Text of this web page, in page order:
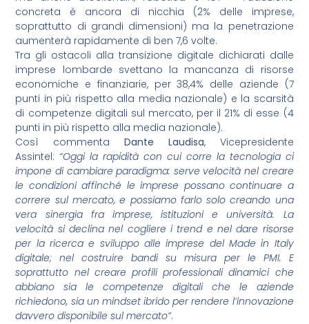
concreta è ancora di nicchia (2% delle imprese,
soprattutto di grandi dimensioni) ma la penetrazione
aumenterà rapidamente di ben 7,6 volte.
Tra gli ostacoli alla transizione digitale dichiarati dalle
imprese lombarde svettano la mancanza di risorse
economiche e finanziarie, per 38,4% delle aziende (7
punti in più rispetto alla media nazionale) e la scarsità
di competenze digitali sul mercato, per il 21% di esse (4
punti in più rispetto alla media nazionale).
Così commenta Dante Laudisa, Vicepresidente
Assintel: “Oggi la rapidità con cui corre la tecnologia ci
impone di cambiare paradigma: serve velocità nel creare
le condizioni affinché le imprese possano continuare a
correre sul mercato, e possiamo farlo solo creando una
vera sinergia fra imprese, istituzioni e università. La
velocità si declina nel cogliere i trend e nel dare risorse
per la ricerca e sviluppo alle imprese del Made in Italy
digitale; nel costruire bandi su misura per le PMI. E
soprattutto nel creare profili professionali dinamici che
abbiano sia le competenze digitali che le aziende
richiedono, sia un mindset ibrido per rendere l’innovazione
davvero disponibile sul mercato”.